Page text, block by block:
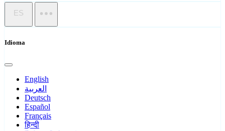
ES
Idioma
English
العربية
Deutsch
Español
Français
हिन्दी